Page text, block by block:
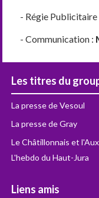
- Régie
- Communication :
Les titres du
La presse de Vesoul
La presse de Gray
Le Châtillonnais et
L'hebdo du Haut-Jura
Liens amis